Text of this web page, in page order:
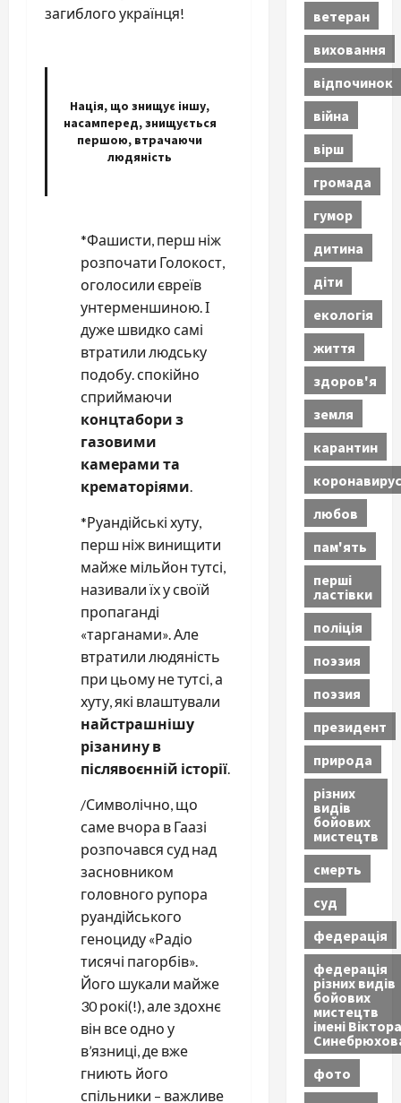
загиблого українця!
Нація, що знищує іншу,
насамперед, знищується
першою, втрачаючи
людяність
*Фашисти, перш ніж
розпочати Голокост,
оголосили євреїв
унтерменшиною. І
дуже швидко самі
втратили людську
подобу. спокійно
сприймаючи
концтабори з
газовими
камерами та
крематоріями.
*Руандійські хуту,
перш ніж винищити
майже мільйон тутсі,
називали їх у своїй
пропаганді
«тарганами». Але
втратили людяність
при цьому не тутсі, а
хуту, які влаштували
найстрашнішу
різанину в
післявоєнній історії.
/Символічно, що
саме вчора в Гаазі
розпочався суд над
засновником
головного рупора
руандійського
геноциду «Радіо
тисячі пагорбів».
Його шукали майже
30 рокі(!), але здохнє
він все одно у
в’язниці, де вже
гниють його
спільники – важливе
ветеран
виховання
відпочинок
війна
вірш
громада
гумор
дитина
діти
екологія
життя
здоров'я
земля
карантин
коронавирус
любов
пам'ять
перші
ластівки
поліція
поэзия
поэзия
президент
природа
різних
видів
бойових
мистецтв
смерть
суд
федерація
федерація
різних видів
бойових
мистецтв
імені Віктора
фото